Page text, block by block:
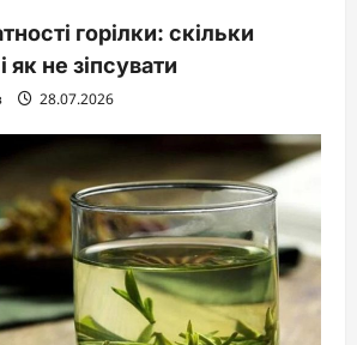
горілки: скільки
як не зіпсувати
28.07.2026